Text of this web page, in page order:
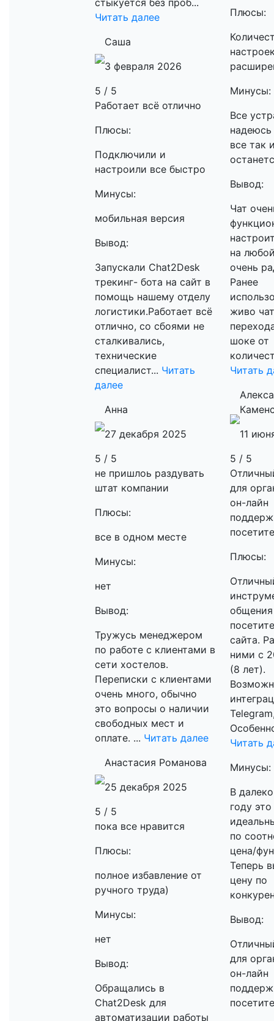
стыкуется без проб...
Читать далее
Саша
3 февраля 2026
5 / 5
Работает всё отлично
Плюсы:
Подключили и
настроили все быстро
Минусы:
мобильная версия
Вывод:
Запускали Chat2Desk
трекинг- бота на сайт в
помощь нашему отделу
логистики.Работает всё
отлично, со сбоями не
сталкивались,
технические
специалист... Читать
далее
Анна
27 декабря 2025
5 / 5
не пришлоь раздувать
штат компании
Плюсы:
все в одном месте
Минусы:
нет
Вывод:
Тружусь менеджером
по работе с клиентами в
сети хостелов.
Переписки с клиентами
очень много, обычно
это вопросы о наличии
свободных мест и
оплате. ... Читать далее
Анастасия Романова
25 декабря 2025
5 / 5
пока все нравится
Плюсы:
полное избавление от
ручного труда)
Минусы:
нет
Вывод:
Обращались в
Chat2Desk для
автоматизации работы
Плюсы:
Минусы:
Все
все так
Вывод:
Чат
на
очень
Ранее
живо
шоке от
Читать
11
5 / 5
для
он-лайн
Плюсы:
сайта.
ними с
(8 лет).
Читать
Минусы:
В
году
по
цена/
Теперь
цену по
Вывод:
для
он-лайн